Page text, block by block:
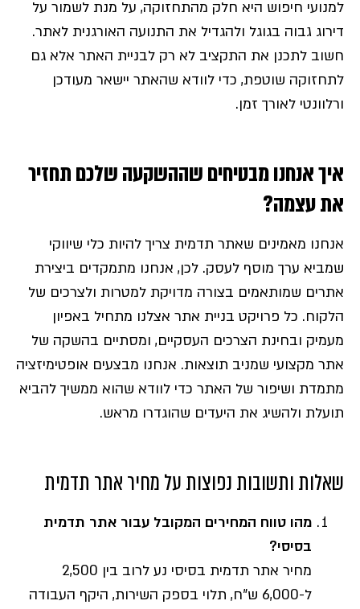
למנועי חיפוש היא חלק מהתחזוקה, על מנת לשמור על
דירוג גבוה בגוגל ולהגדיל את התנועה האורגנית לאתר.
חשוב לתכנן את התקציב לא רק לבניית האתר אלא גם
לתחזוקה שוטפת, כדי לוודא שהאתר יישאר מעודכן
ורלוונטי לאורך זמן.
איך אנחנו מבטיחים שההשקעה שלכם תחזיר
את עצמה?
אנחנו מאמינים שאתר תדמית צריך להיות כלי שיווקי
שמביא ערך מוסף לעסק. לכן, אנחנו מתמקדים ביצירת
אתרים שמותאמים בצורה מדויקת למטרות ולצרכים של
הלקוח. כל פרויקט בניית אתר אצלנו מתחיל באפיון
מעמיק ובחינת הצרכים העסקיים, ומסתיים בהשקה של
אתר מקצועי שמניב תוצאות. אנחנו מבצעים אופטימיזציה
מתמדת ושיפור של האתר כדי לוודא שהוא ממשיך להביא
תועלת ולהשיג את היעדים שהוגדרו מראש.
שאלות ותשובות נפוצות על מחיר אתר תדמית
מהו טווח המחירים המקובל עבור אתר תדמית
בסיסי?
מחיר אתר תדמית בסיסי נע לרוב בין 2,500
ל-6,000 ש"ח, תלוי בספק השירות, היקף העבודה